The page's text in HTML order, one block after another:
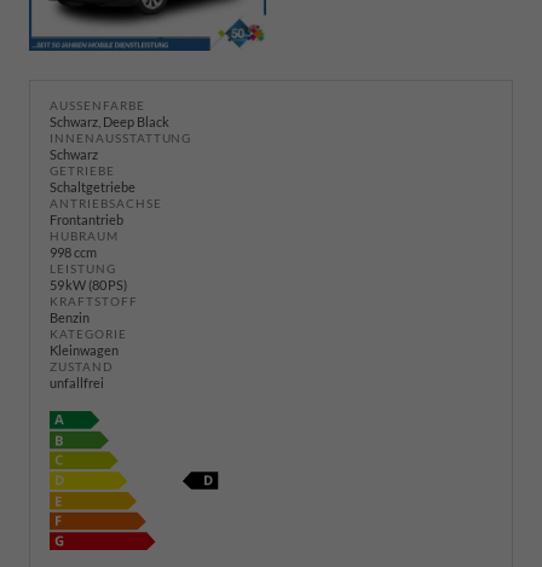
AUSSENFARBE
Schwarz, Deep Black
INNENAUSSTATTUNG
Schwarz
GETRIEBE
Schaltgetriebe
ANTRIEBSACHSE
Frontantrieb
HUBRAUM
998 ccm
LEISTUNG
59 kW (80 PS)
KRAFTSTOFF
Benzin
KATEGORIE
Kleinwagen
ZUSTAND
unfallfrei